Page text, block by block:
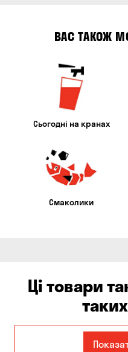
ВАС ТАКОЖ
Сьогодні на кранах
Смаколики
Ці товари
Запоріжжя